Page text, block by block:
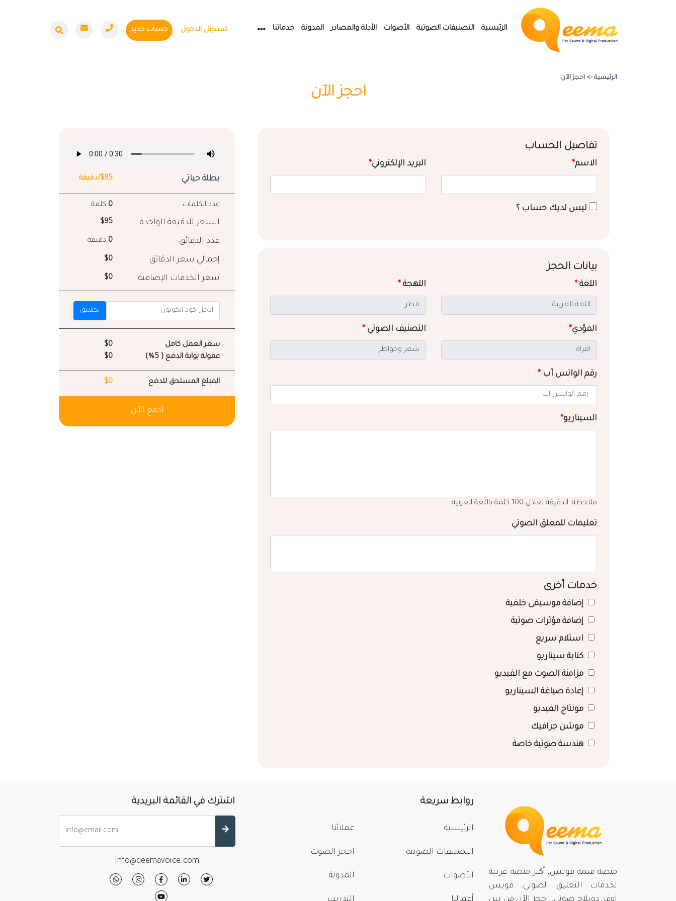
الرئيسية التصنيفات الصوتية الأصوات الأدلة والمصادر المدونة خدماتنا تسجيل الدخول حساب جديد
الرئيسية -> احجز الآن
احجز الآن
تفاصيل الحساب
الاسم* البريد الإلكتروني*
ليس لديك حساب ؟
بيانات الحجز
اللغة* اللهجة*
المؤدي* التصنيف الصوتي*
رقم الواتس آب*
السيناريو*
ملاحظة: الدقيقة تعادل 100 كلمة باللغة العربية
تعليمات للمعلق الصوتي
خدمات أخرى
إضافة موسيقى خلفية
إضافة مؤثرات صوتية
استلام سريع
كتابة سيناريو
مزامنة الصوت مع الفيديو
إعادة صياغة السيناريو
مونتاج الفيديو
موشن جرافيك
هندسة صوتية خاصة
بطلة حياتي $95/دقيقة
عدد الكلمات 0 كلمة
السعر للدقيقة الواحدة $95
عدد الدقائق 0 دقيقة
إجمالي سعر الدقائق $0
سعر الخدمات الإضافية $0
تطبيق
سعر العمل كامل
$0
عمولة بوابة الدفع ( 5%)
$0
المبلغ المستحق للدفع $0
ادفع الآن
منصة قيمة فويس, أكبر منصة عربية
لخدمات التعليق الصوتي، فويس
روابط سريعة
الرئيسية
التصنيفات الصوتية
الأصوات
عملائنا
احجز الصوت
المدونة
اشترك في القائمة البريدية
info@qeemavoice.com